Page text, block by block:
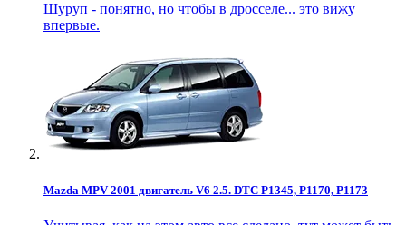
Шуруп - понятно, но чтобы в дросселе... это вижу
впервые.
Mazda MPV 2001 двигатель V6 2.5. DTC P1345, P1170, P1173